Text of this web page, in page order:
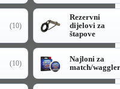
(10)
Rezervni
dijelovi za
štapove
(10)
Najloni za
match/waggler